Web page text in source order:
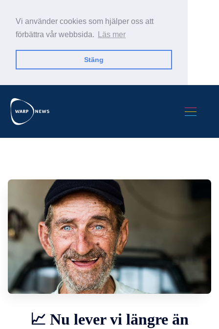
Vi använder cookies som hjälper oss att
förbättra vår webbsida.
Läs mer
Stäng
📈 Nu lever vi längre än